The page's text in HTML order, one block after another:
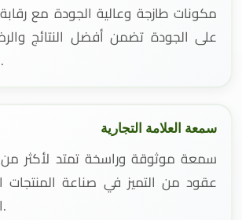
مكونات طازجة وعالية الجودة مع
على الجودة تضمن أفضل النتائج
للعملاء.
سمعة العلامة التجارية
سمعة موثوقة وراسخة تمتد لأكثر
عقود من التميز في صناعة المنتجات
السورية.